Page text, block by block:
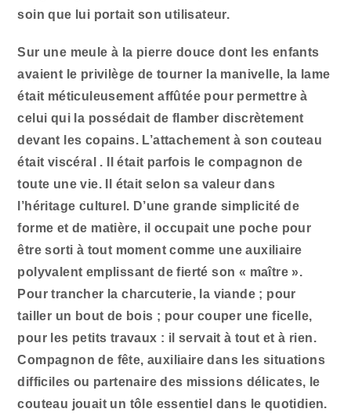
soin que lui portait son utilisateur.
Sur une meule à la pierre douce dont les enfants
avaient le privilège de tourner la manivelle, la lame
était méticuleusement affûtée pour permettre à
celui qui la possédait de flamber discrètement
devant les copains. L’attachement à son couteau
était viscéral . Il était parfois le compagnon de
toute une vie. Il était selon sa valeur dans
l’héritage culturel. D’une grande simplicité de
forme et de matière, il occupait une poche pour
être sorti à tout moment comme une auxiliaire
polyvalent emplissant de fierté son « maître ».
Pour trancher la charcuterie, la viande ; pour
tailler un bout de bois ; pour couper une ficelle,
pour les petits travaux : il servait à tout et à rien.
Compagnon de fête, auxiliaire dans les situations
difficiles ou partenaire des missions délicates, le
couteau jouait un tôle essentiel dans le quotidien.